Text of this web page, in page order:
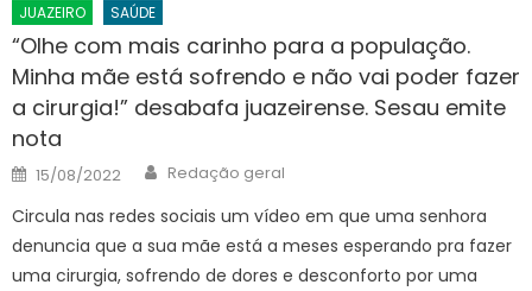
JUAZEIRO SAÚDE
“Olhe com mais carinho para a população.
Minha mãe está sofrendo e não vai poder fazer
a cirurgia!” desabafa juazeirense. Sesau emite
nota
Posted
on
15/08/2022 Author
Redação geral
Circula nas redes sociais um vídeo em que uma senhora
denuncia que a sua mãe está a meses esperando pra fazer
uma cirurgia, sofrendo de dores e desconforto por uma